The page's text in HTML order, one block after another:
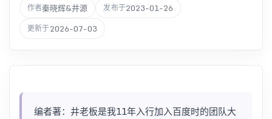
作者秦晓辉&井源 发布于2023-01-26
更新于2026-07-03
编者著：井老板是我11年入行加入百度时的团队大